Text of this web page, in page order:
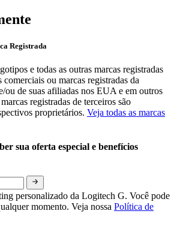
Registrada
e todas as outras marcas registradas
ou marcas registradas da
de suas afiliadas nos EUA e em outros
registradas de terceiros são
proprietários. Veja todas as marcas
sua oferta especial e benefícios
personalizado da Logitech G. Você pode
momento. Veja nossa Política de